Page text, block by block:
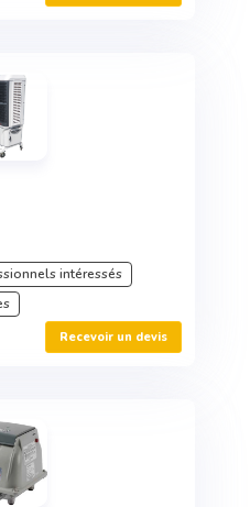
intéressés
Recevoir un devis